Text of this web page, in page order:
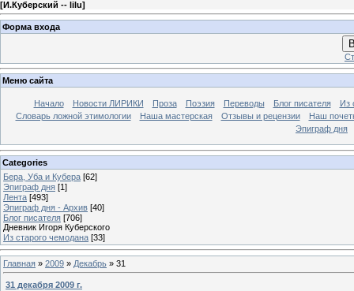
[И.Куберский -- lilu]
Форма входа
Меню сайта
Начало Новости ЛИРИКИ Проза Поэзия Переводы Блог писателя
Из
Словарь ложной этимологии
Наша мастерская Отзывы и рецензии
Наш
Эпиграф дня
Categories
Бера, Уба и Кубера [62]
Эпиграф дня [1]
Лента [493]
Эпиграф дня - Архив [40]
Блог писателя [706]
Дневник Игоря Куберского
Из старого чемодана [33]
Главная » 2009 » Декабрь » 31
31 декабря 2009 г.